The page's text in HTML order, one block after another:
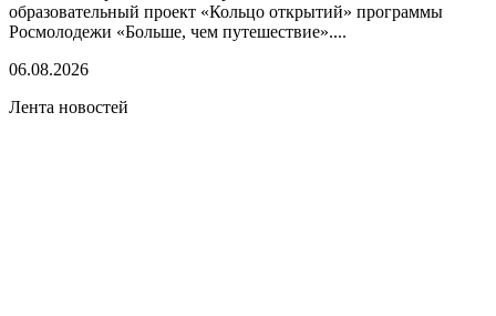
образовательный проект «Кольцо открытий» программы
Росмолодежи «Больше, чем путешествие»....
06.08.2026
Лента новостей